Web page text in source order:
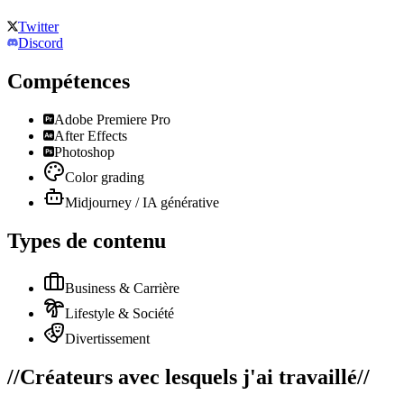
Twitter
Discord
Compétences
Adobe Premiere Pro
After Effects
Photoshop
Color grading
Midjourney / IA générative
Types de contenu
Business & Carrière
Lifestyle & Société
Divertissement
//Créateurs avec lesquels j'ai travaillé//